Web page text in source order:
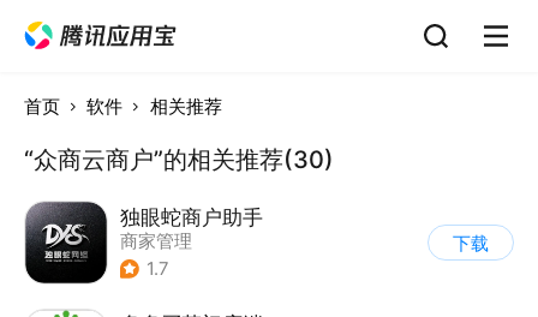
首页 软件 相关推荐
“众商云商户”的相关推荐(30)
独眼蛇商户助手
商家管理
1.7
下载